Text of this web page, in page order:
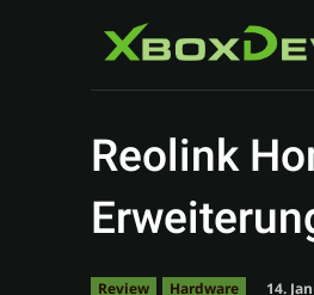
Reolink
Review Hardware 14.